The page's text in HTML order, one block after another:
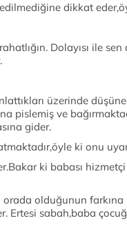
dikkat
Dolayısı ile
üzerinde
pislemiş ve
gider.
ki onu
ki babası
olduğunun
Ertesi sabah,baba